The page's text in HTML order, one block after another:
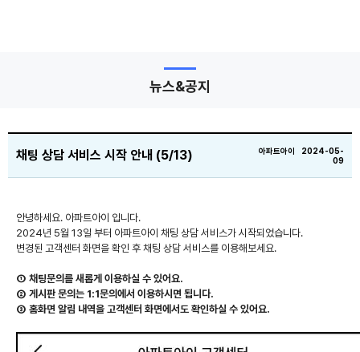
뉴스&공지
채팅 상담 서비스 시작 안내 (5/13)
아파트아이 2024-05-
09
안녕하세요. 아파트아이 입니다.
2024년 5월 13일 부터 아파트아이 채팅 상담 서비스가 시작되었습니다.
변경된 고객센터 화면을 확인 후 채팅 상담 서비스를 이용해보세요.
① 채팅문의를 새롭게 이용하실 수 있어요.
② 게시판 문의는 1:1문의에서 이용하시면 됩니다.
③ 홈화면 알림 내역을 고객센터 화면에서도 확인하실 수 있어요.